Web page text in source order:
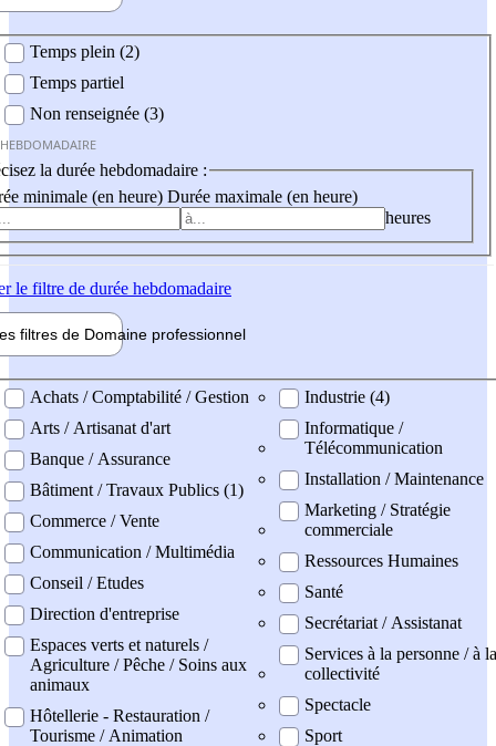
Temps plein (2)
Temps partiel
Non renseignée (3)
la durée hebdomadaire :
minimale (en heure) Durée maximale (en heure)
heures
le filtre de durée hebdomadaire
filtres de Domaine professionnel
professionel
Achats / Comptabilité / Gestion
Arts / Artisanat d'art
Banque / Assurance
Bâtiment / Travaux Publics (1)
Commerce / Vente
Communication / Multimédia
Conseil / Etudes
Direction d'entreprise
Espaces verts et naturels /
Agriculture / Pêche / Soins aux
animaux
Hôtellerie - Restauration /
Tourisme / Animation
Industrie (4)
Informatique /
Télécommunication
Installation / Maintenance
Marketing / Stratégie
commerciale
Ressources Humaines
Santé
Secrétariat / Assistanat
Services à la personne / à la
collectivité
Spectacle
Sport